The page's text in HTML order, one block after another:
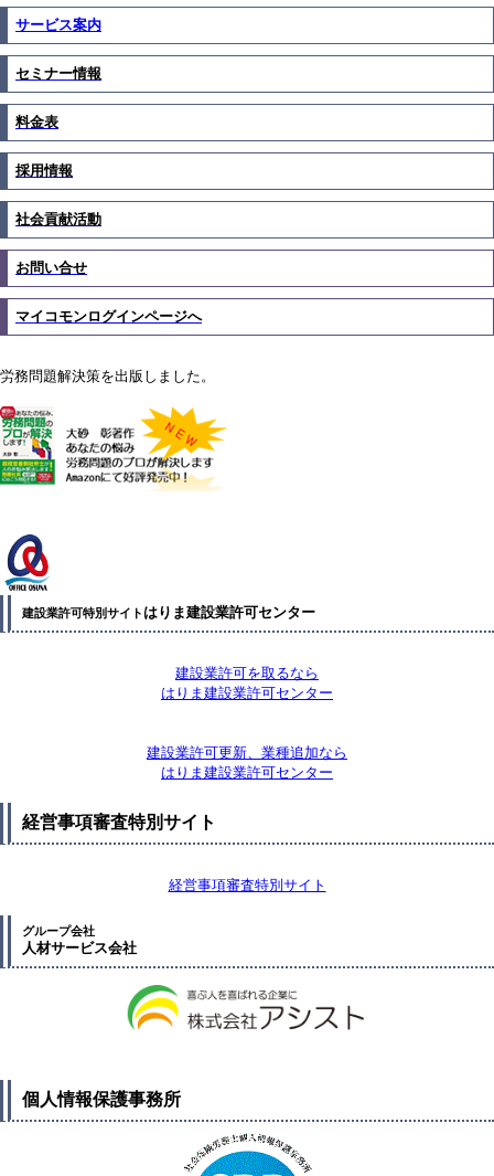
サービス案内
セミナー情報
料金表
採用情報
社会貢献活動
お問い合せ
マイコモンログインページへ
労務問題解決策を出版しました。
建設業許可特別サイト はりま建設業許可センター
建設業許可を取るなら
はりま建設業許可センター
建設業許可更新、業種追加なら
はりま建設業許可センター
経営事項審査特別サイト
経営事項審査特別サイト
グループ会社
人材サービス会社
個人情報保護事務所